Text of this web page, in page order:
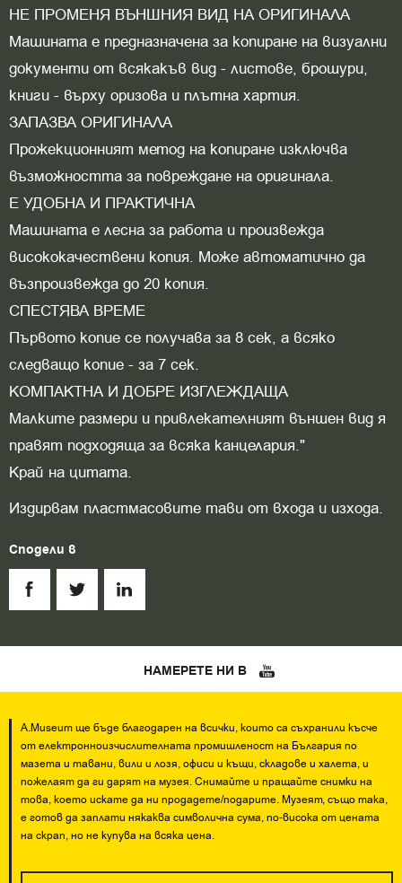
НЕ ПРОМЕНЯ ВЪНШНИЯ ВИД НА ОРИГИНАЛА
Машината е предназначена за копиране на визуални
документи от всякакъв вид - листове, брошури,
книги - върху оризова и плътна хартия.
ЗАПАЗВА ОРИГИНАЛА
Прожекционният метод на копиране изключва
възможността за повреждане на оригинала.
Е УДОБНА И ПРАКТИЧНА
Машината е лесна за работа и произвежда
висококачествени копия. Може автоматично да
възпроизвежда до 20 копия.
СПЕСТЯВА ВРЕМЕ
Първото копие се получава за 8 сек, а всяко
следващо копие - за 7 сек.
КОМПАКТНА И ДОБРЕ ИЗГЛЕЖДАЩА
Малките размери и привлекателният външен вид я
правят подходяща за всяка канцелария."
Край на цитата.
Издирвам пластмасовите тави от входа и изхода.
Сподели в
НАМЕРЕТЕ НИ В
A.Museum ще бъде благодарен на всички, които са съхранили късче
от електронноизчислителната промишленост на България по
мазета и тавани, вили и лозя, офиси и къщи, складове и халета, и
пожелаят да ги дарят на музея. Снимайте и пращайте снимки на
това, което искате да ни продадете/подарите. Музеят, също така,
е готов да заплати някаква символична сума, по-висока от цената
на скрап, но не купува на всяка цена.